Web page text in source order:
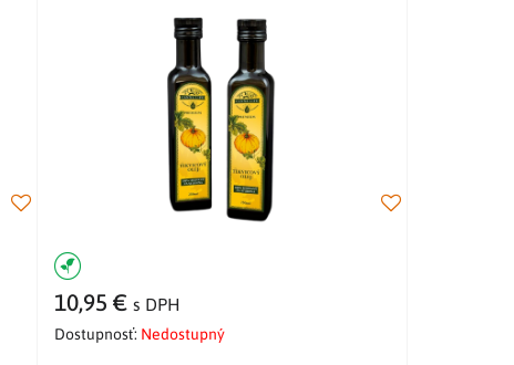
10,95 €s DPH
Dostupnosť: Nedostupný